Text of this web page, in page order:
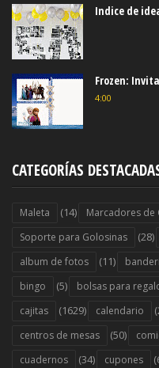
Indice de
Frozen:
4:00
CATEGORÍAS
Maleta (14) Marcadores de
Soporte para Golosinas (28)
album de fotos (11)
bingo (5) bolsas para
cajitas (1629) calendario
centros de mesas (50)
cuadernos (34) cupones